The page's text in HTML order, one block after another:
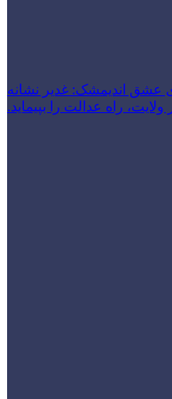
عشق اندیمشک: غدیر نشانه
راه عدالت را بپیماید.